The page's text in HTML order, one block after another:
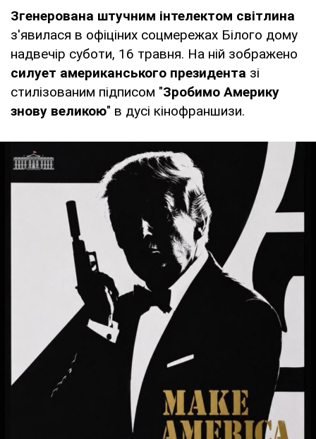
Згенерована штучним інтелектом світлина
з'явилася в офіціних соцмережах Білого дому
надвечір суботи, 16 травня. На ній зображено
силует американського президента зі
стилізованим підписом "Зробимо Америку
знову великою" в дусі кінофраншизи.